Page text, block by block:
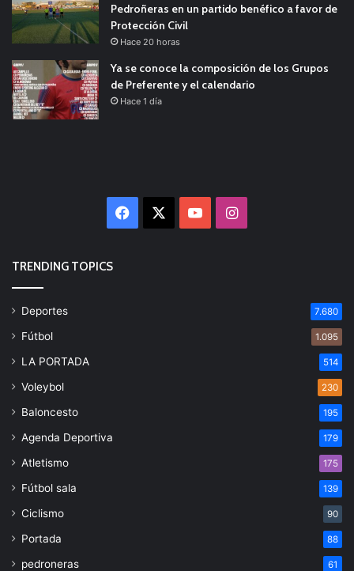
Pedroñeras en un partido benéfico a favor de
Protección Civil
Hace 20 horas
Ya se conoce la composición de los Grupos
de Preferente y el calendario
Hace 1 día
Facebook YouTubeInstagram
TRENDING TOPICS
Deportes 7.680
Fútbol 1.095
LA PORTADA 514
Voleybol 230
Baloncesto 195
Agenda Deportiva 179
Atletismo 175
Fútbol sala 139
Ciclismo 90
Portada 88
pedroneras 61